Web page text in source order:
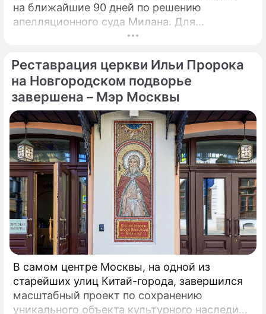
на ближайшие 90 дней по решению
апелляционного суда Милана. Для
возобновления производства необходимо
конструкций и оборудования из цеха,
сообщает портал Eurometal.
Металлургический завод компании Acciaierie
d'Italia (ADI), ранее известной как Ilva
(Ильва), является крупнейшим на
территории Европы.
Реставрация церкви Ильи Пророка
на Новгородском подворье
завершена – Мэр Москвы
В самом центре Москвы, на одной из
старейших улиц Китай-города, завершился
масштабный проект по сохранению
уникального объекта культурного наследия –